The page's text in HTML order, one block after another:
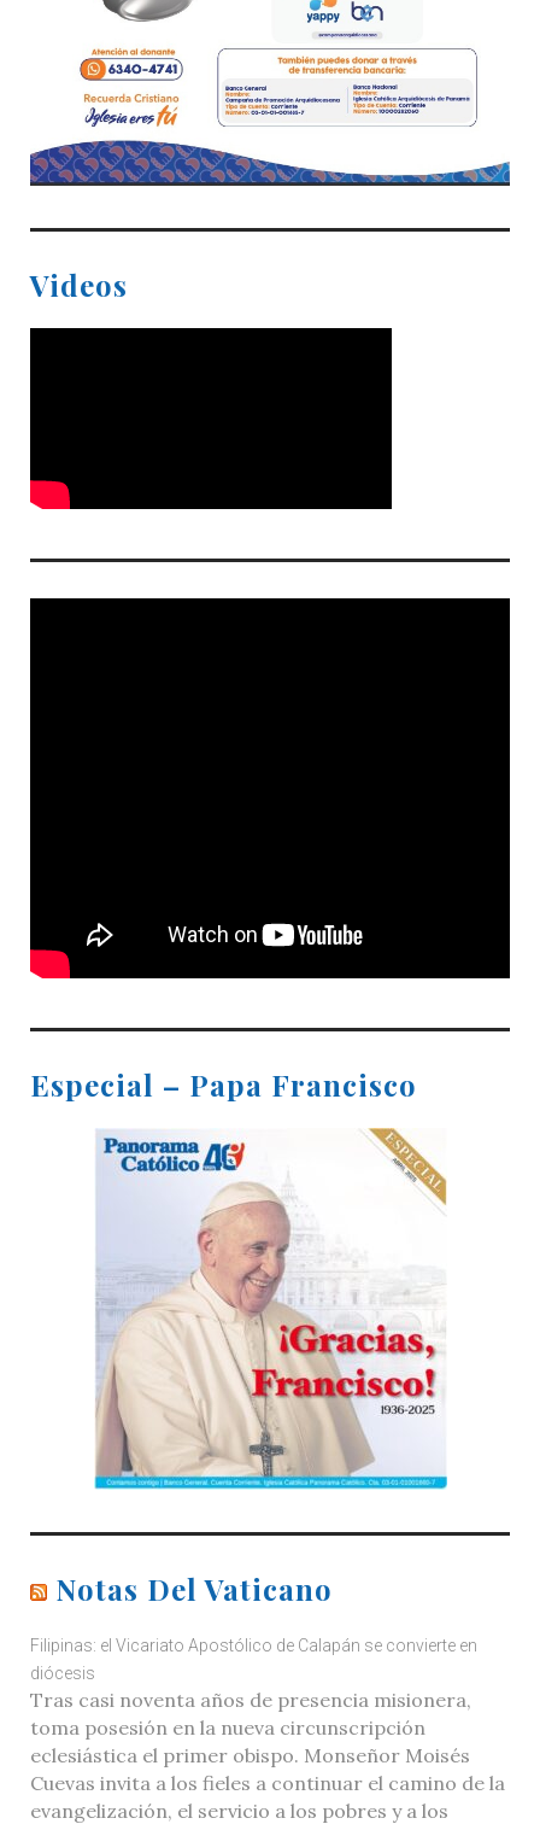
Videos
Especial – Papa Francisco
Notas Del Vaticano
Filipinas: el Vicariato Apostólico de Calapán se convierte en
diócesis
Tras casi noventa años de presencia misionera,
toma posesión en la nueva circunscripción
eclesiástica el primer obispo. Monseñor Moisés
Cuevas invita a los fieles a continuar el camino de la
evangelización, el servicio a los pobres y a los